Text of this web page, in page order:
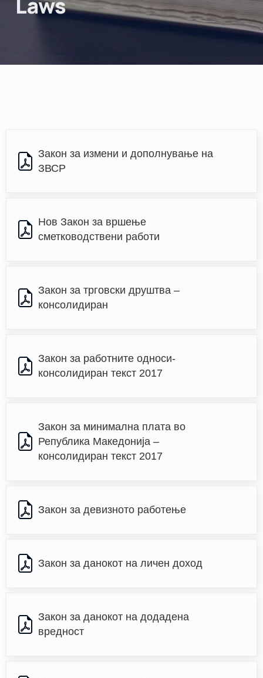
Закон за измени и дополнување на
ЗВСР
Нов Закон за вршење
сметководствени работи
Закон за трговски друштва –
консолидиран
Закон за работните односи-
консолидиран текст 2017
Закон за минимална плата во
Република Македонија –
консолидиран текст 2017
Закон за девизното работење
Закон за данокот на личен доход
Закон за данокот на додадена
вредност